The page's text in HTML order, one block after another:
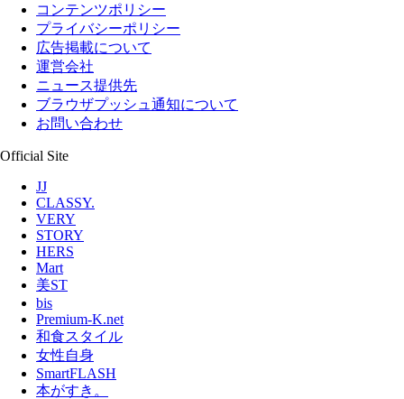
コンテンツポリシー
プライバシーポリシー
広告掲載について
運営会社
ニュース提供先
ブラウザプッシュ通知について
お問い合わせ
Official Site
JJ
CLASSY.
VERY
STORY
HERS
Mart
美ST
bis
Premium-K.net
和食スタイル
女性自身
SmartFLASH
本がすき。